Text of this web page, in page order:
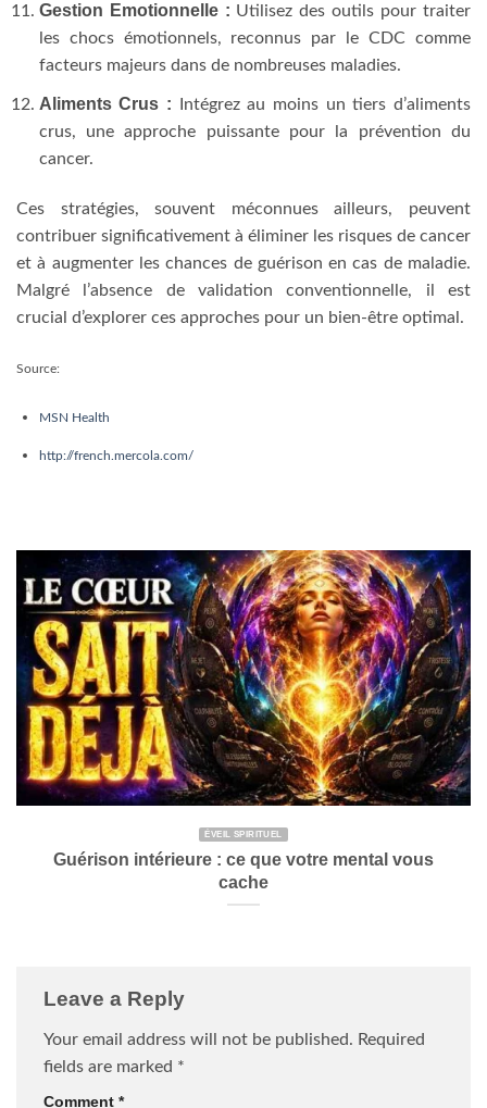
Gestion Emotionnelle : Utilisez des outils pour traiter
les chocs émotionnels, reconnus par le CDC comme
facteurs majeurs dans de nombreuses maladies.
Aliments Crus : Intégrez au moins un tiers d’aliments
crus, une approche puissante pour la prévention du
cancer.
Ces stratégies, souvent méconnues ailleurs, peuvent
contribuer significativement à éliminer les risques de cancer
et à augmenter les chances de guérison en cas de maladie.
Malgré l’absence de validation conventionnelle, il est
crucial d’explorer ces approches pour un bien-être optimal.
Source:
MSN Health
http://french.mercola.com/
ÉVEIL SPIRITUEL
Guérison intérieure : ce que votre mental vous
cache
Leave a Reply
Your email address will not be published. Required
fields are marked *
Comment *